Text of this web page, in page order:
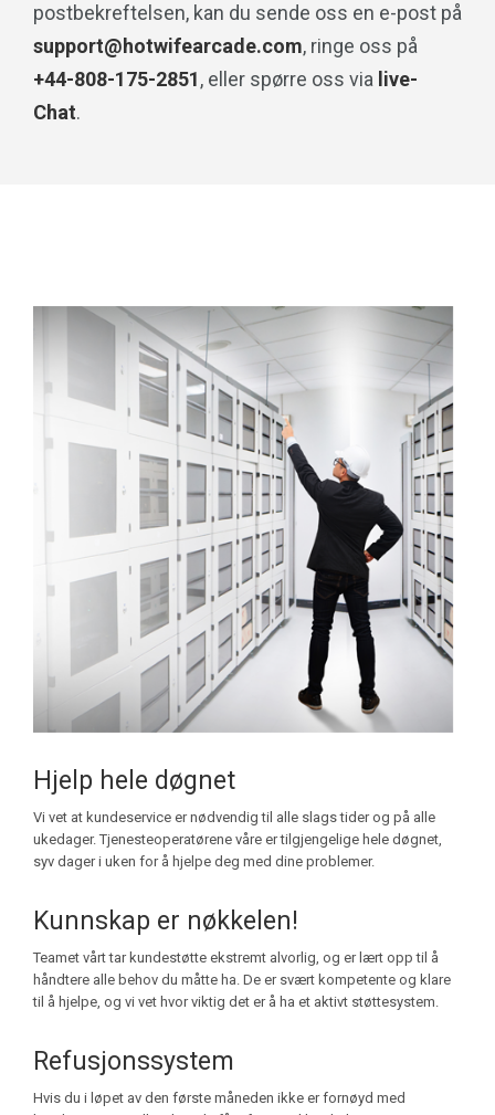
postbekreftelsen, kan du sende oss en e-post på
support@hotwifearcade.com, ringe oss på
+44-808-175-2851, eller spørre oss via live-
Chat.
Hjelp hele døgnet
Vi vet at kundeservice er nødvendig til alle slags tider og på alle
ukedager. Tjenesteoperatørene våre er tilgjengelige hele døgnet,
syv dager i uken for å hjelpe deg med dine problemer.
Kunnskap er nøkkelen!
Teamet vårt tar kundestøtte ekstremt alvorlig, og er lært opp til å
håndtere alle behov du måtte ha. De er svært kompetente og klare
til å hjelpe, og vi vet hvor viktig det er å ha et aktivt støttesystem.
Refusjonssystem
Hvis du i løpet av den første måneden ikke er fornøyd med